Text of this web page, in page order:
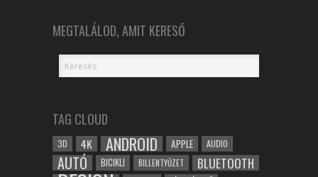
MEGTALÁLOD, AMIT KERESŐ
TAG CLOUD
3D 4K ANDROID APPLE AUDIO
AUTÓ BICIKLI BILLENTYŰZET BLUETOOTH